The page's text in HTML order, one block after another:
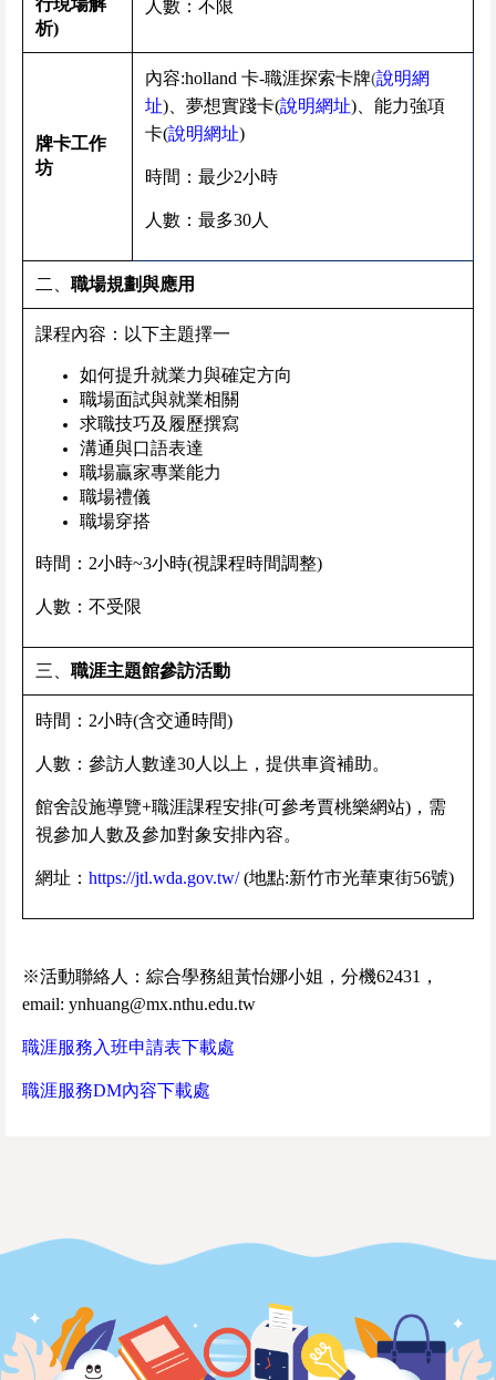
行現場解
析)
人數：不限
牌卡工作
坊
內容:holland 卡-職涯探索卡牌(說明網
址)、夢想實踐卡(說明網址)、能力強項
卡(說明網址)
時間：最少2小時
人數：最多30人
二、 職場規劃與應用
課程內容：以下主題擇一
如何提升就業力與確定方向
職場面試與就業相關
求職技巧及履歷撰寫
溝通與口語表達
職場贏家專業能力
職場禮儀
職場穿搭
時間：2小時~3小時(視課程時間調整)
人數：不受限
三、 職涯主題館參訪活動
時間：2小時(含交通時間)
人數：參訪人數達30人以上，提供車資補助。
館舍設施導覽+職涯課程安排(可參考賈桃樂網站)，需
視參加人數及參加對象安排內容。
網址： https://jtl.wda.gov.tw/ (地點:新竹市光華東街56號)
※活動聯絡人：綜合學務組黃怡娜小姐，分機62431，
email: ynhuang@mx.nthu.edu.tw
職涯服務入班申請表下載處
職涯服務DM內容下載處